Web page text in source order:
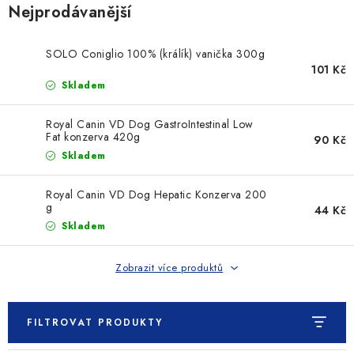
Nejprodávanější
SOLO Coniglio 100% (králík) vanička 300g
Skladem
101 Kč
Royal Canin VD Dog GastroIntestinal Low
Fat konzerva 420g
Skladem
90 Kč
Royal Canin VD Dog Hepatic Konzerva 200
g
Skladem
44 Kč
Zobrazit více produktů
FILTROVAT PRODUKTY